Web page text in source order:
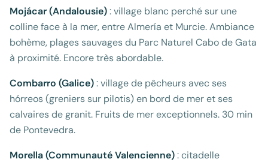
Mojácar (Andalousie): village blanc perché sur une
colline face à la mer, entre Almería et Murcie. Ambiance
bohème, plages sauvages du Parc Naturel Cabo de Gata
à proximité. Encore très abordable.
Combarro (Galice): village de pêcheurs avec ses
hórreos (greniers sur pilotis) en bord de mer et ses
calvaires de granit. Fruits de mer exceptionnels. 30 min
de Pontevedra.
Morella (Communauté Valencienne): citadelle